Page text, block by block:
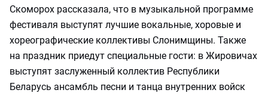
Скоморох рассказала, что в музыкальной программе
фестиваля выступят лучшие вокальные, хоровые и
хореографические коллективы Слонимщины. Также
на праздник приедут специальные гости: в Жировичах
выступят заслуженный коллектив Республики
Беларусь ансамбль песни и танца внутренних войск